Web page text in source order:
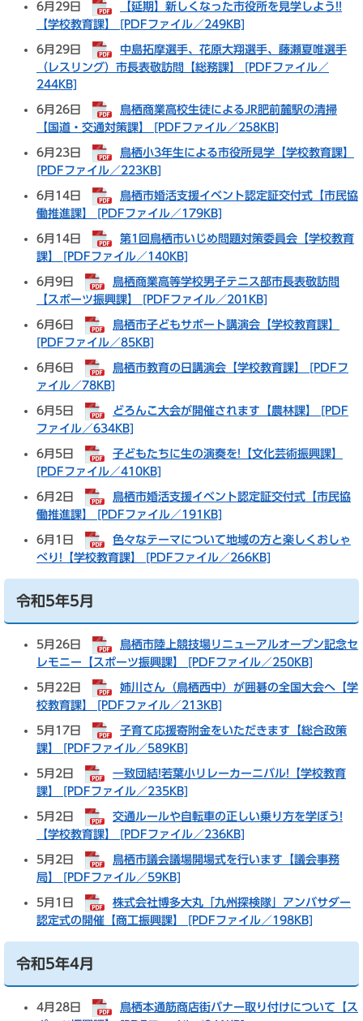
6月29日
【延期】新しくなった市役所を見学しよう!!
【学校教育課】 [PDFファイル／249KB]
6月29日
中島拓摩選手、花原大翔選手、藤瀬夏唯選手
（レスリング）市長表敬訪問【総務課】 [PDFファイル／
244KB]
6月26日
鳥栖商業高校生徒によるJR肥前麓駅の清掃
【国道・交通対策課】 [PDFファイル／258KB]
6月23日
鳥栖小3年生による市役所見学【学校教育課】
[PDFファイル／223KB]
6月14日
鳥栖市婚活支援イベント認定証交付式【市民協
働推進課】 [PDFファイル／179KB]
6月14日
第1回鳥栖市いじめ問題対策委員会【学校教育
課】 [PDFファイル／140KB]
6月9日
鳥栖商業高等学校男子テニス部市長表敬訪問
【スポーツ振興課】 [PDFファイル／201KB]
6月6日
鳥栖市子どもサポート講演会【学校教育課】
[PDFファイル／85KB]
6月6日
鳥栖市教育の日講演会【学校教育課】 [PDFフ
ァイル／78KB]
6月5日
どろんこ大会が開催されます【農林課】 [PDF
ファイル／634KB]
6月5日
子どもたちに生の演奏を!【文化芸術振興課】
[PDFファイル／410KB]
6月2日
鳥栖市婚活支援イベント認定証交付式【市民協
働推進課】 [PDFファイル／191KB]
6月1日
色々なテーマについて地域の方と楽しくおしゃ
べり!【学校教育課】 [PDFファイル／266KB]
令和5年5月
5月26日
鳥栖市陸上競技場リニューアルオープン記念セ
レモニー【スポーツ振興課】 [PDFファイル／250KB]
5月22日
姉川さん（鳥栖西中）が囲碁の全国大会へ【学
校教育課】 [PDFファイル／213KB]
5月17日
子育て応援寄附金をいただきます【総合政策
課】 [PDFファイル／589KB]
5月2日
一致団結!若葉小リレーカーニバル!【学校教育
課】 [PDFファイル／235KB]
5月2日
交通ルールや自転車の正しい乗り方を学ぼう!
【学校教育課】 [PDFファイル／236KB]
5月2日
鳥栖市議会議場開場式を行います【議会事務
局】 [PDFファイル／59KB]
5月1日 ​
株式会社博多大丸「九州探検隊」アンバサダー
認定式の開催【商工振興課】 [PDFファイル／198KB]
令和5年4月​
4月28日
鳥栖本通筋商店街バナー取り付けについて【ス